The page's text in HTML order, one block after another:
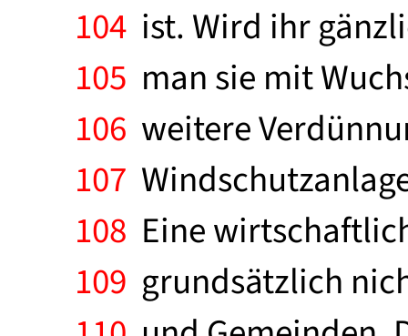
104 ist. Wird ihr
105 man sie mit
106 weitere
107
108 Eine
109 grundsätzlich